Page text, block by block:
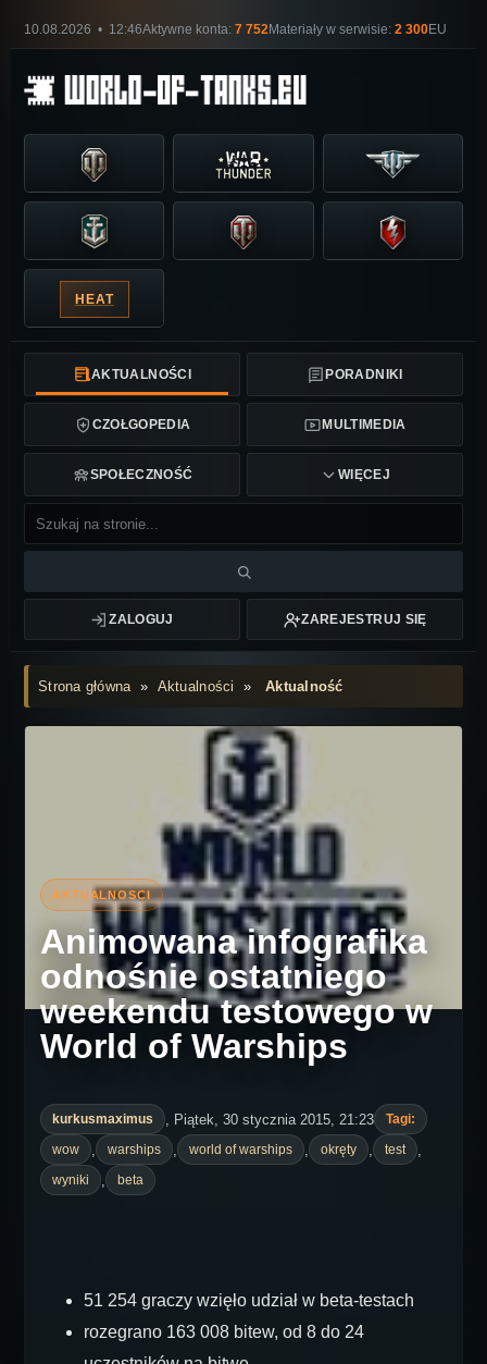
10.08.2026 • 12:46Aktywne konta: 7 752Materiały w serwisie: 2 300EU
HEAT
AKTUALNOŚCI PORADNIKI
CZOŁGOPEDIA MULTIMEDIA
SPOŁECZNOŚĆ WIĘCEJ
ZALOGUJ ZAREJESTRUJ SIĘ
Strona główna» Aktualności »Aktualność
Animowana infografika
odnośnie ostatniego
weekendu testowego w
World of Warships
kurkusmaximus , Piątek, 30 stycznia 2015, 21:23
Tagi:
wow
warships world of warships okręty test
wyniki beta
51 254 graczy wzięło udział w beta-testach
rozegrano 163 008 bitew, od 8 do 24